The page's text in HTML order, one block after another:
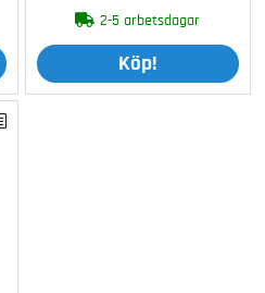
2-5 arbetsdagar
Köp!